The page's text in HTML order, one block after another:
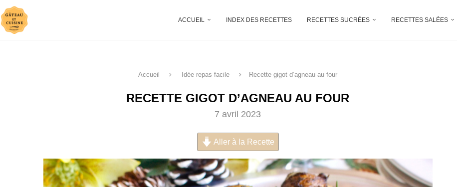
ACCUEIL INDEX DES RECETTES RECETTES SUCRÉES RECETTES SALÉES
Accueil Idée repas facile Recette gigot d’agneau au four
RECETTE GIGOT D’AGNEAU AU FOUR
7 avril 2023
Aller à la Recette